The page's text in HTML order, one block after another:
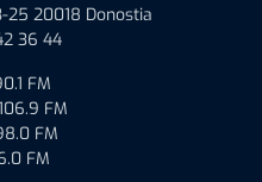
25 20018 Donostia
36 44
FM
FM
FM
FM